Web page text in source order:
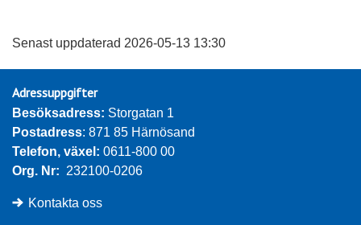
Senast uppdaterad 2026-05-13 13:30
Adressuppgifter
Besöksadress: Storgatan 1
Postadress: 871 85 Härnösand
Telefon, växel: 0611-800 00
Org. Nr: 232100-0206
Kontakta oss